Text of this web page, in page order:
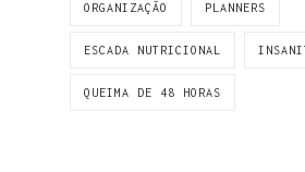
ORGANIZAÇÃO PLANNERS
ESCADA NUTRICIONAL
QUEIMA DE 48 HORAS